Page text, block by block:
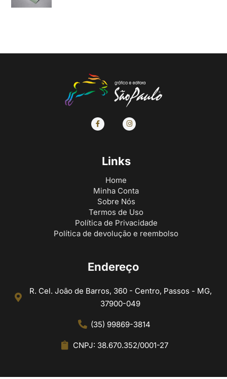
Links
Home
Minha Conta
Sobre Nós
Termos de Uso
Política de Privacidade
Política de devolução e reembolso
Endereço
R. Cel. João de Barros, 360 - Centro, Passos - MG,
37900-049
(35) 99869-3814
CNPJ: 38.670.352/0001-27